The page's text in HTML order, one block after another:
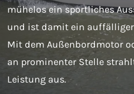
Maxima 800 sport
Maxima 740
Maxima 840 tender
Maxima 800 cabin
mühelos ein sportliches
und ist damit ein
Mit dem Außenbordmotor
an prominenter Stelle
Leistung aus.